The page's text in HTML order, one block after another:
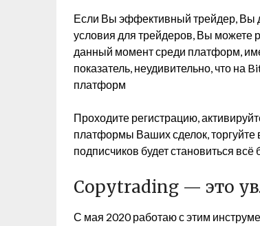
Если Вы эффективный трейдер, Вы
условия для трейдеров, Вы можете
данный момент среди платформ,
показатель, неудивительно, что на
платформ
Проходите регистрацию,
платформы Ваших сделок, торгуйте
подписчиков будет становиться
Copytrading — это
С мая 2020 работаю с этим